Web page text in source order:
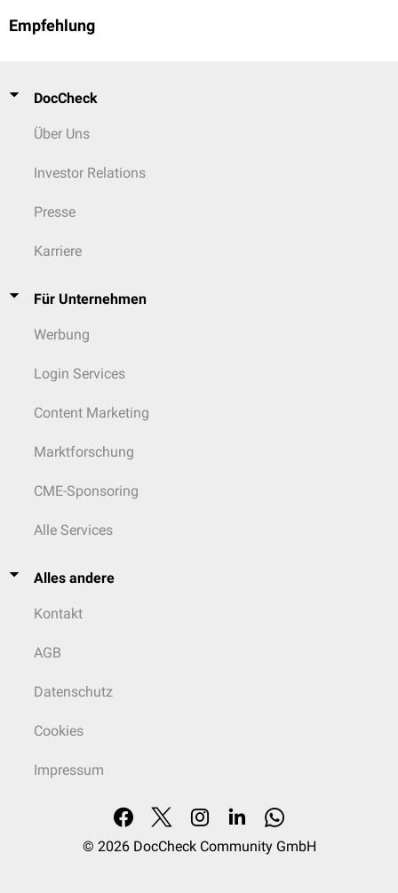
Empfehlung
DocCheck
Über Uns
Investor Relations
Presse
Karriere
Für Unternehmen
Werbung
Login Services
Content Marketing
Marktforschung
CME-Sponsoring
Alle Services
Alles andere
Kontakt
AGB
Datenschutz
Cookies
Impressum
© 2026 DocCheck Community GmbH